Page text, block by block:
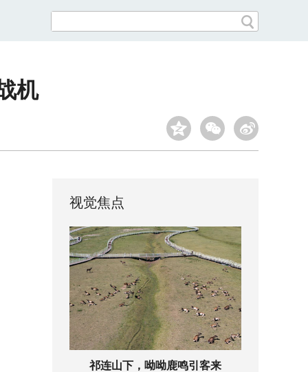
机
视觉焦点
祁连山下，呦呦鹿鸣引客来